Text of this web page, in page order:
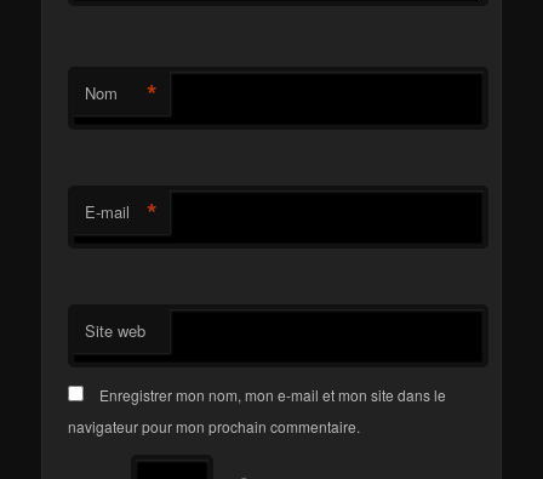
Nom *
E-mail *
Site web
Enregistrer mon nom, mon e-mail et mon site dans le
navigateur pour mon prochain commentaire.